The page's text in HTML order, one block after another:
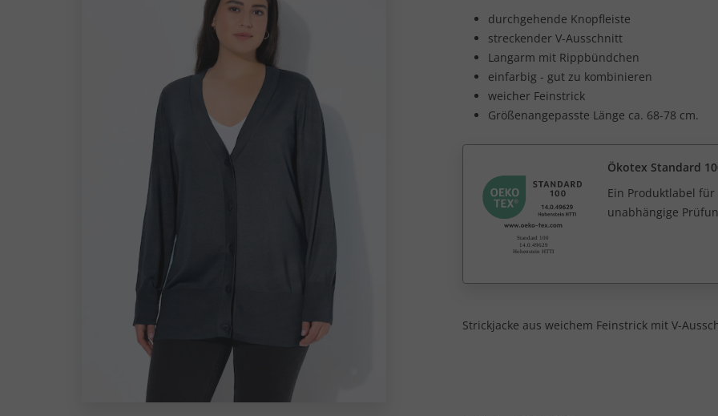
durchgehende Knopfleiste
streckender V-Ausschnitt
Langarm mit Rippbündchen
einfarbig - gut zu kombinieren
weicher Feinstrick
Größenangepasste Länge ca. 68-78 cm.
Ökotex Standard
Ein Produktlabel
unabhängige
Strickjacke aus weichem Feinstrick mit V-